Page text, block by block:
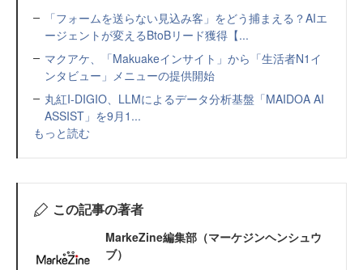
「フォームを送らない見込み客」をどう捕まえる？AIエ
ージェントが変えるBtoBリード獲得【...
マクアケ、「Makuakeインサイト」から「生活者N1イ
ンタビュー」メニューの提供開始
丸紅I-DIGIO、LLMによるデータ分析基盤「MAIDOA AI
ASSIST」を9月1...
もっと読む
この記事の著者
MarkeZine編集部（マーケジンヘンシュウ
ブ）